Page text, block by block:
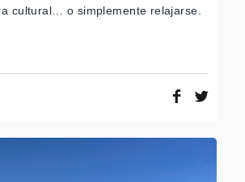
cultural… o simplemente relajarse.